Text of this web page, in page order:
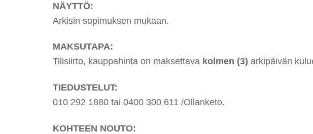
NÄYTTÖ:
Arkisin sopimuksen mukaan.
MAKSUTAPA:
Tilisiirto, kauppahinta on maksettava kolmen (3) arkipäivän
TIEDUSTELUT:
010 292 1880 tai 0400 300 611 /Ollanketo.
KOHTEEN NOUTO: